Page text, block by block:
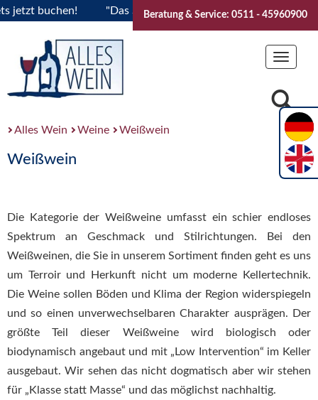
"Das Sommerfest 2026" Vive laBeratung & Service: 0511 - 45960900
Toggle
Alles Wein Weine Weißwein
Weißwein
Die Kategorie der Weißweine umfasst ein schier endloses
Spektrum an Geschmack und Stilrichtungen. Bei den
Weißweinen, die Sie in unserem Sortiment finden geht es uns
um Terroir und Herkunft nicht um moderne Kellertechnik.
Die Weine sollen Böden und Klima der Region widerspiegeln
und so einen unverwechselbaren Charakter ausprägen. Der
größte Teil dieser Weißweine wird biologisch oder
biodynamisch angebaut und mit „Low Intervention“ im Keller
ausgebaut. Wir sehen das nicht dogmatisch aber wir stehen
für „Klasse statt Masse“ und das möglichst nachhaltig.